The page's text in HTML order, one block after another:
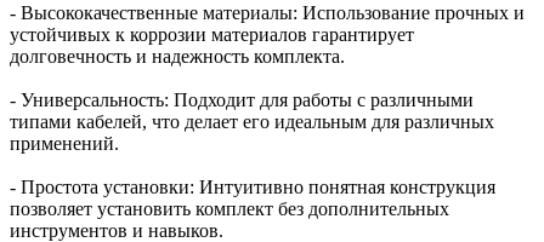
- Высококачественные материалы: Использование прочных и
устойчивых к коррозии материалов гарантирует
долговечность и надежность комплекта.
- Универсальность: Подходит для работы с различными
типами кабелей, что делает его идеальным для различных
применений.
- Простота установки: Интуитивно понятная конструкция
позволяет установить комплект без дополнительных
инструментов и навыков.